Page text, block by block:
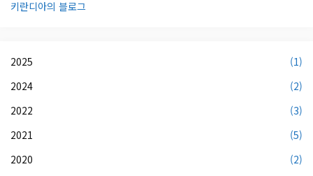
키란디아의 블로그
2025
(1)
2024
(2)
2022
(3)
2021
(5)
2020
(2)